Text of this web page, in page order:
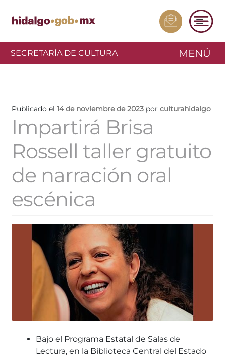
SECRETARÍA DE CULTURA MENÚ
Publicado el 14 de noviembre de 2023 por culturahidalgo
Impartirá Brisa
Rossell taller gratuito
de narración oral
escénica
Bajo el Programa Estatal de Salas de
Lectura, en la Biblioteca Central del Estado